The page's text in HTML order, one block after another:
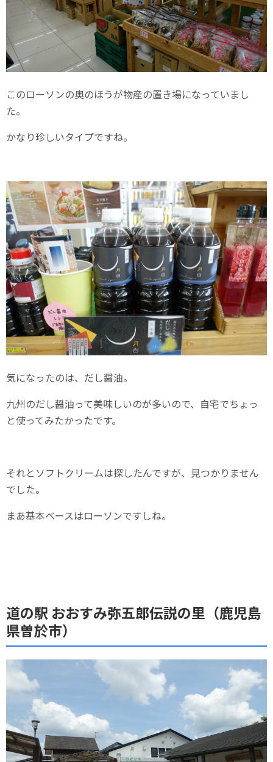
このローソンの奥のほうが物産の置き場になっていまし
た。
かなり珍しいタイプですね。
気になったのは、だし醤油。
九州のだし醤油って美味しいのが多いので、自宅でちょっ
と使ってみたかったです。
それとソフトクリームは探したんですが、見つかりません
でした。
まあ基本ベースはローソンですしね。
道の駅 おおすみ弥五郎伝説の里（鹿児島
県曽於市）